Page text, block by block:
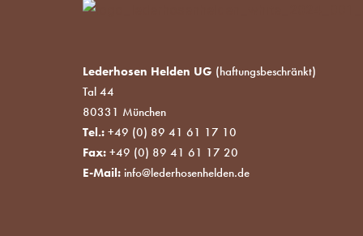
Lederhosen Helden UG (haftungsbeschränkt)
Tal 44
80331 München
Tel.: +49 (0) 89 41 61 17 10
Fax: +49 (0) 89 41 61 17 20
E-Mail: info@lederhosenhelden.de